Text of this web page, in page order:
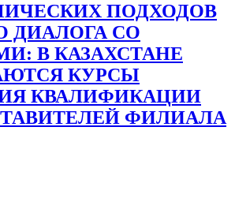
ПОДХОДОВ
ДИАЛОГА СО
В КАЗАХСТАНЕ
КУРСЫ
КВАЛИФИКАЦИИ
ФИЛИАЛА